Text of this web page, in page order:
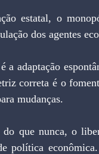
dos agentes
correta é o
mudanças.
política